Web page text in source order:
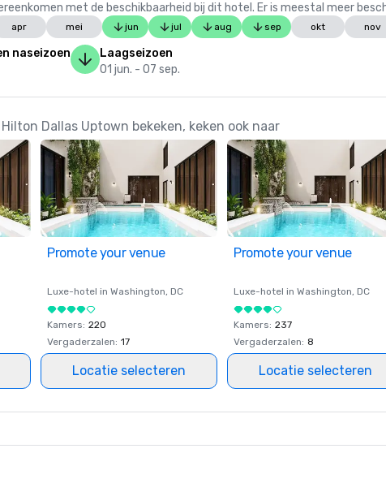
met de beschikbaarheid bij dit hotel. Er is meestal meer
apr mei jun jul aug sep okt nov
naseizoen
Laagseizoen
01 jun. - 07 sep.
Dallas Uptown bekeken, keken ook naar
Promote your venue
Luxe-hotel in Washington, DC
Kamers: 220
Vergaderzalen: 17
Locatie selecteren
Promote your venue
Luxe-hotel in Washington, DC
Kamers: 237
Vergaderzalen: 8
Locatie selecteren